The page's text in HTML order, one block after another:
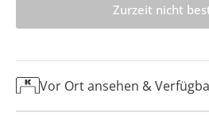
Zurzeit nicht
Vor Ort ansehen &